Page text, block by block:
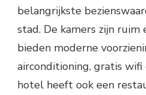
belangrijkste
stad. De kamers zijn
bieden moderne
airconditioning, gratis
hotel heeft ook een